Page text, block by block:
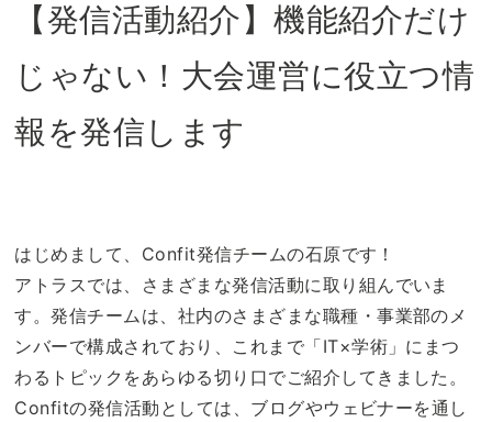
【発信活動紹介】機能紹介だけ
じゃない！大会運営に役立つ情
報を発信します
はじめまして、Confit発信チームの石原です！
アトラスでは、さまざまな発信活動に取り組んでいま
す。発信チームは、社内のさまざまな職種・事業部のメ
ンバーで構成されており、これまで「IT×学術」にまつ
わるトピックをあらゆる切り口でご紹介してきました。
Confitの発信活動としては、ブログやウェビナーを通し